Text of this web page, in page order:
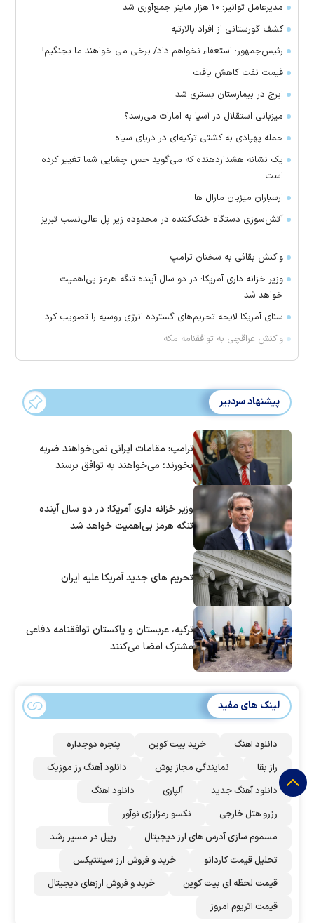
مدیرعامل توانیر: ۱۰ هزار ماینر جمع‌آوری شد
کشف گورستانی از افراد بالارتبه
رئیس‌جمهور: استعفاء نخواهم داد/ برخی می خواهند ما بجنگیم!
قیمت نفت کاهش یافت
ایرج در بیمارستان بستری شد
میزبانی استقلال در آسیا به امارات می‌رسد؟
حمله پهپادی به کشتی ترکیه‌ای در دریای سیاه
یک نشانه هشداردهنده که می‌گوید حس چشایی شما تغییر کرده
است
ارسباران میزبان مارال ها
آتش‌سوزی دستگاه خنک‌کننده در محدوده زیر پل عالی‌نسب تبریز
واکنش بقائی به سخنان ترامپ
وزیر خزانه داری آمریکا: در دو سال آینده تنگه هرمز بی‌اهمیت
خواهد شد
سنای آمریکا لایحه تحریم‌های گسترده انرژی روسیه را تصویب کرد
واکنش عراقچی به توافقنامه مکه
پیشنهاد سردبیر
ترامپ: مقامات ایرانی نمی‌خواهند ضربه
بخورند؛ می‌خواهند به توافق برسند
وزیر خزانه داری آمریکا: در دو سال آینده
تنگه هرمز بی‌اهمیت خواهد شد
تحریم های جدید آمریکا علیه ایران
ترکیه، عربستان و پاکستان توافقنامه دفاعی
مشترک امضا می‌کنند
لینک های مفید
دانلود اهنگ خرید بیت کوین
پنجره دوجداره
راز بقا
نمایندگی مجاز بوش
دانلود آهنگ رز‌ موزیک
دانلود آهنگ جدید
آلپاری
دانلود اهنگ
رزرو هتل خارجی
نکسو رمزارزی نوآور
مسموم سازی آدرس های ارز دیجیتال
ریپل در مسیر رشد
تحلیل قیمت کاردانو
خرید و فروش ارز سینتتیکس
قیمت لحظه ای بیت کوین
خرید و فروش ارزهای دیجیتال
قیمت اتریوم امروز